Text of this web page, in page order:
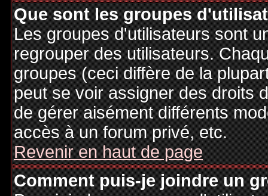
Que sont les groupes
Les groupes d'utilisateurs sont
regrouper des utilisateurs.
groupes (ceci diffère de la
peut se voir assigner des droits
de gérer aisément différents
accès à un forum privé, etc.
Revenir en haut de page
Comment puis-je joindre un